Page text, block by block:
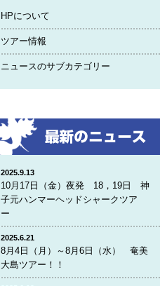
HPについて
ツアー情報
ニュースのサブカテゴリー
2025.9.13
10月17日（金）夜発 18，19日 神
子元ハンマーヘッドシャークツア
ー
2025.6.21
8月4日（月）～8月6日（水） 奄美
大島ツアー！！